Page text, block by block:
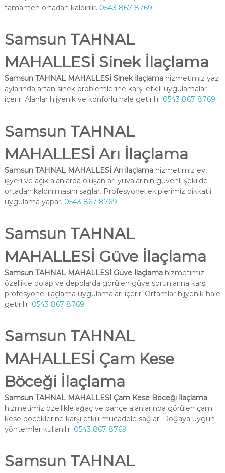
tamamen ortadan kaldırılır. 0543 867 8769
Samsun TAHNAL
MAHALLESİ Sinek İlaçlama
Samsun TAHNAL MAHALLESİ Sinek İlaçlamahizmetimiz yaz
aylarında artan sinek problemlerine karşı etkili uygulamalar
içerir. Alanlar hijyenik ve konforlu hale getirilir. 0543 867 8769
Samsun TAHNAL
MAHALLESİ Arı İlaçlama
Samsun TAHNAL MAHALLESİ Arı İlaçlamahizmetimiz ev,
işyeri ve açık alanlarda oluşan arı yuvalarının güvenli şekilde
ortadan kaldırılmasını sağlar. Profesyonel ekiplerimiz dikkatli
uygulama yapar. 0543 867 8769
Samsun TAHNAL
MAHALLESİ Güve İlaçlama
Samsun TAHNAL MAHALLESİ Güve İlaçlamahizmetimiz
özellikle dolap ve depolarda görülen güve sorunlarına karşı
profesyonel ilaçlama uygulamaları içerir. Ortamlar hijyenik hale
getirilir. 0543 867 8769
Samsun TAHNAL
MAHALLESİ Çam Kese
Böceği İlaçlama
Samsun TAHNAL MAHALLESİ Çam Kese Böceği İlaçlama
hizmetimiz özellikle ağaç ve bahçe alanlarında görülen çam
kese böceklerine karşı etkili mücadele sağlar. Doğaya uygun
yöntemler kullanılır. 0543 867 8769
Samsun TAHNAL